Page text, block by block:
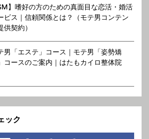
】嗜好の方のための真面目な恋活・婚活
ビス｜信頼関係とは？（モテ男コンテン
供契約）
男「エステ」コース｜モテ男「姿勢矯
コースのご案内｜はたもカイロ整体院
ック